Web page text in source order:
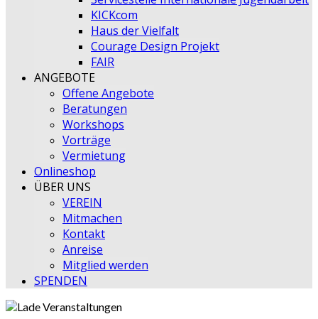
KICKcom
Haus der Vielfalt
Courage Design Projekt
FAIR
ANGEBOTE
Offene Angebote
Beratungen
Workshops
Vorträge
Vermietung
Onlineshop
ÜBER UNS
VEREIN
Mitmachen
Kontakt
Anreise
Mitglied werden
SPENDEN